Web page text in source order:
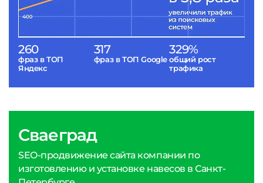
260
фраз в ТОП
Яндекс
317
фраз в ТОП Google
329%
общий рост
трафика
Сваеград
SEO-продвижение сайта компании по
изготовлению и установке навесов в Санкт-